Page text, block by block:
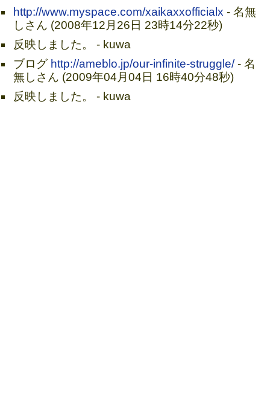
http://www.myspace.com/xaikaxxofficialx - 名無
しさん (2008年12月26日 23時14分22秒)
反映しました。 - kuwa
ブログ http://ameblo.jp/our-infinite-struggle/- 名
無しさん (2009年04月04日 16時40分48秒)
反映しました。 - kuwa